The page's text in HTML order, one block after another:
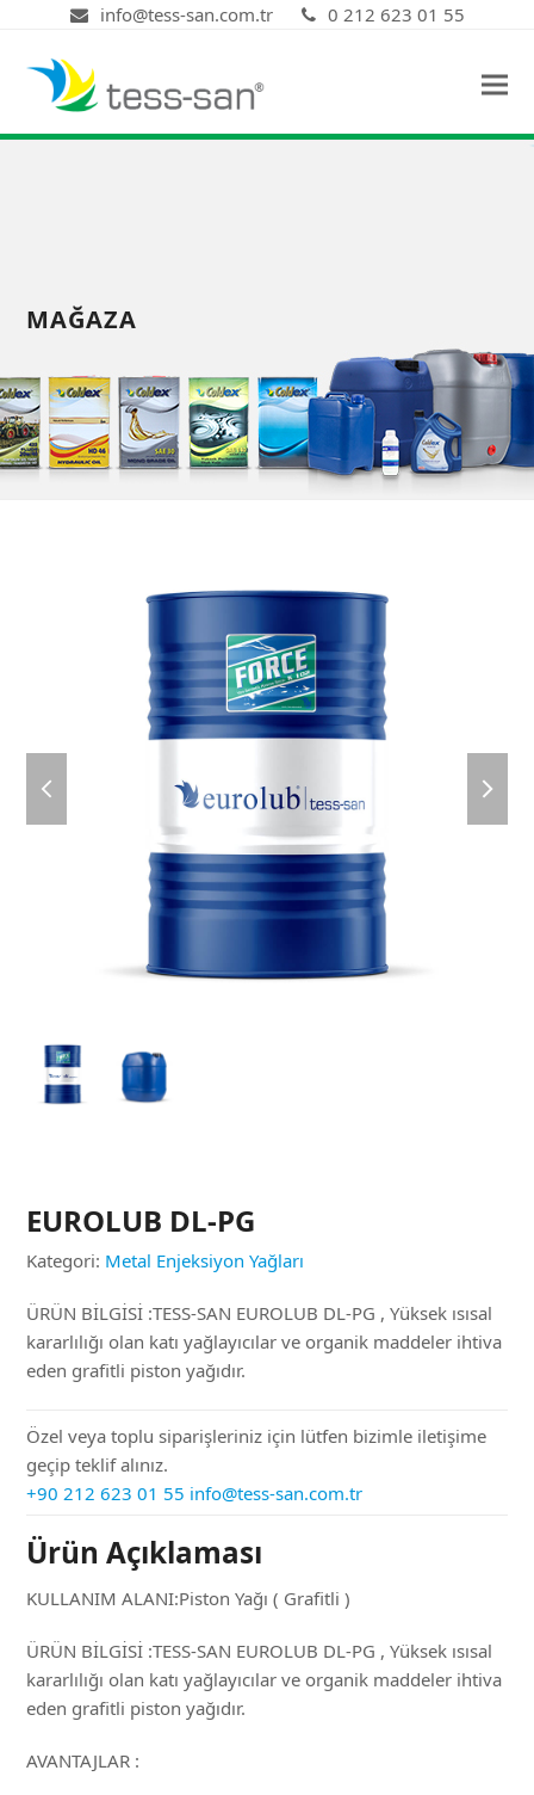
info@tess-san.com.tr 0 212 623 01 55
MAĞAZA
slide
slide
EUROLUB DL-PG
Kategori: Metal Enjeksiyon Yağları
ÜRÜN BİLGİSİ :TESS-SAN EUROLUB DL-PG , Yüksek ısısal
kararlılığı olan katı yağlayıcılar ve organik maddeler ihtiva
eden grafitli piston yağıdır.
Özel veya toplu siparişleriniz için lütfen bizimle iletişime
geçip teklif alınız.
+90 212 623 01 55 info@tess-san.com.tr
Ürün Açıklaması
KULLANIM ALANI:Piston Yağı ( Grafitli )
ÜRÜN BİLGİSİ :TESS-SAN EUROLUB DL-PG , Yüksek ısısal
kararlılığı olan katı yağlayıcılar ve organik maddeler ihtiva
eden grafitli piston yağıdır.
AVANTAJLAR :